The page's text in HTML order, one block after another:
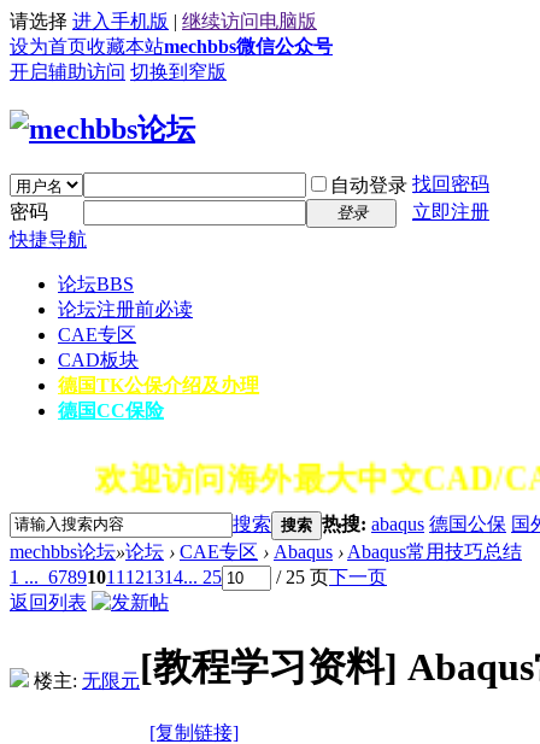
请选择 进入手机版 | 继续访问电脑版
设为首页收藏本站mechbbs微信公众号
开启辅助访问 切换到窄版
自动登录 找回密码
密码
登录
立即注册
快捷导航
论坛BBS
论坛注册前必读
CAE专区
CAD板块
德国TK公保介绍及办理
德国CC保险
欢迎访问海外最大中文CAD/
搜索 搜索 热搜: abaqus 德国公保 国
mechbbs论坛»论坛 › CAE专区 › Abaqus › Abaqus常用技巧总结
1 ... 67891011 121314... 25 / 25 页下一页
返回列表
楼主: 无限元[教程学习资料]
[复制链接]